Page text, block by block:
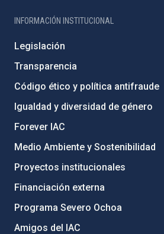
INFORMACIÓN INSTITUCIONAL
Legislación
Transparencia
Código ético y política antifraude
Igualdad y diversidad de género
Forever IAC
Medio Ambiente y Sostenibilidad
Proyectos institucionales
Financiación externa
Programa Severo Ochoa
Amigos del IAC